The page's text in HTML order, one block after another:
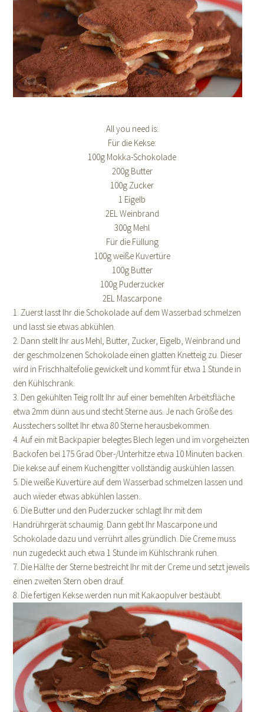
All you need is:
Für die Kekse:
100g Mokka-Schokolade
200g Butter
100g Zucker
1 Eigelb
2EL Weinbrand
300g Mehl
Für die Füllung
100g weiße Kuvertüre
100g Butter
100g Puderzucker
2EL Mascarpone
1. Zuerst lasst Ihr die Schokolade auf dem Wasserbad schmelzen
und lasst sie etwas abkühlen.
2. Dann stellt Ihr aus Mehl, Butter, Zucker, Eigelb, Weinbrand und
der geschmolzenen Schokolade einen glatten Knetteig zu. Dieser
wird in Frischhaltefolie gewickelt und kommt für etwa 1 Stunde in
den Kühlschrank.
3. Den gekühlten Teig rollt Ihr auf einer bemehlten Arbeitsfläche
etwa 2mm dünn aus und stecht Sterne aus. Je nach Größe des
Ausstechers solltet Ihr etwa 80 Sterne herausbekommen.
4. Auf ein mit Backpapier belegtes Blech legen und im vorgeheizten
Backofen bei 175 Grad Ober-/Unterhitze etwa 10 Minuten backen.
Die kekse auf einem Kuchengitter vollständig auskühlen lassen.
5. Die weiße Kuvertüre auf dem Wasserbad schmelzen lassen und
auch wieder etwas abkühlen lassen..
6. Die Butter und den Puderzucker schlagt Ihr mit dem
Handrührgerät schaumig. Dann gebt Ihr Mascarpone und
Schokolade dazu und verrührt alles gründlich. Die Creme muss
nun zugedeckt auch etwa 1 Stunde im Kühlschrank ruhen.
7. Die Hälfte der Sterne bestreicht Ihr mit der Creme und setzt jeweils
einen zweiten Stern oben drauf.
8. Die fertigen Kekse werden nun mit Kakaopulver bestäubt.